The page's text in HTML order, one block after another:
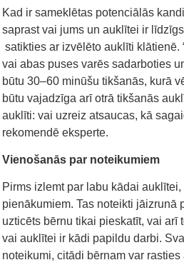
Kad ir sameklētas potenciālās
saprast vai jums un auklītei ir
satikties ar izvēlēto auklīti klātienē.
vai abas puses varēs sadarboties
būtu 30–60 minūšu tikšanās, kurā
būtu vajadzīga arī otrā tikšanās
auklīti: vai uzreiz atsaucas, kā
rekomendē eksperte.
Vienošanās par noteikumiem
Pirms izlemt par labu kādai
pienākumiem. Tas noteikti jāizrunā
uzticēts bērnu tikai pieskatīt, vai arī
vai auklītei ir kādi papildu darbi.
noteikumi, citādi bērnam var